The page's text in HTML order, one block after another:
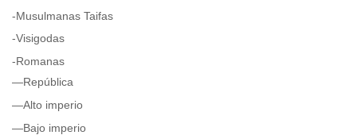
-Musulmanas Taifas
-Visigodas
-Romanas
—República
—Alto imperio
—Bajo imperio